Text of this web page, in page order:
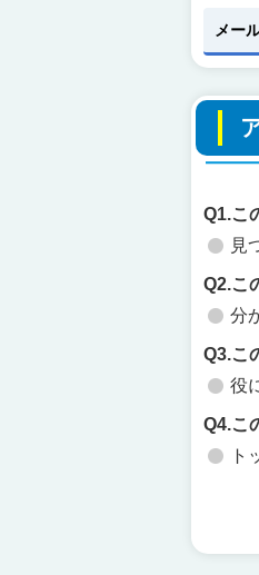
メー
Q1.こ
見
Q2.こ
分
Q3.こ
役
Q4.こ
ト